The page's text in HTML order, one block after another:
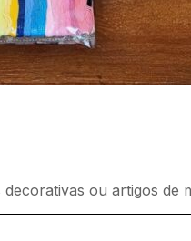
ou artigos de